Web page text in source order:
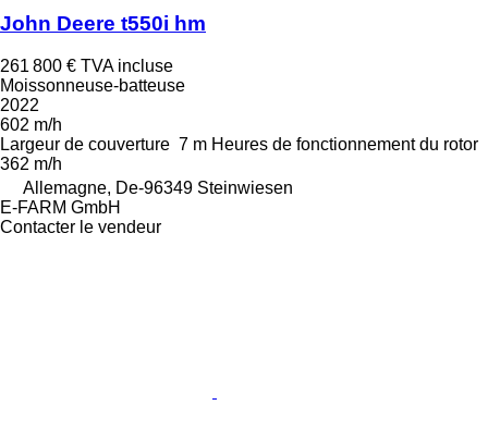
John Deere t550i hm
261 800 € TVA incluse
Moissonneuse-batteuse
2022
602 m/h
Largeur de couverture 7 m Heures de fonctionnement du rotor
362 m/h
Allemagne, De-96349 Steinwiesen
E-FARM GmbH
Contacter le vendeur